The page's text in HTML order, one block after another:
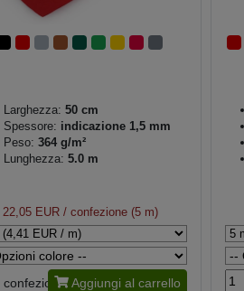
Larghezza: 50 cm
Spessore: indicazione 1,5 mm
Peso: 364 g/m²
Lunghezza: 5.0 m
22,05 EUR / confezione (5 m)
confezione Aggiungi al carrello